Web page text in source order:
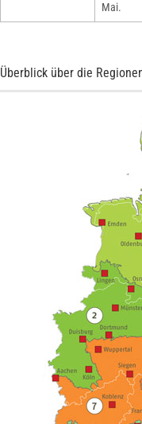
Mai.
Überblick über die